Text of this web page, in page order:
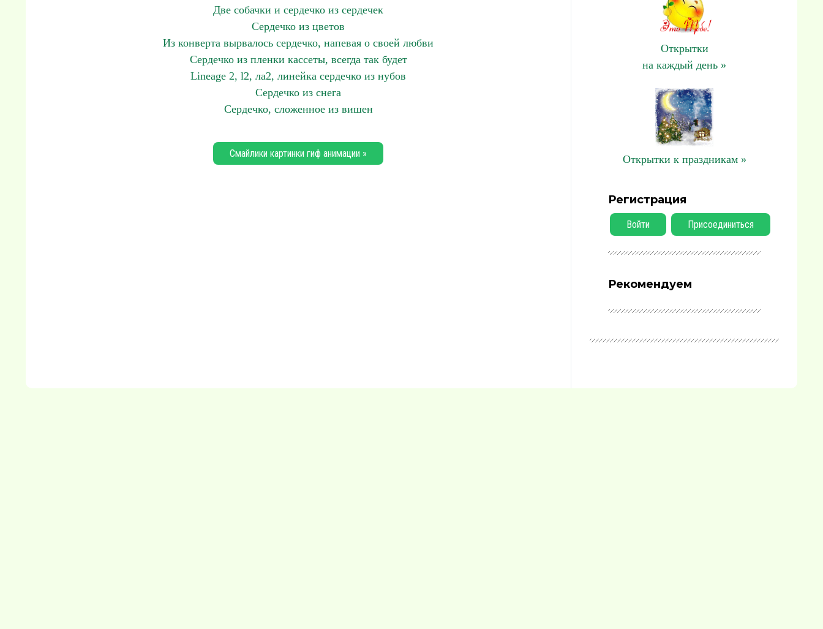
Две собачки и сердечко из сердечек
Сердечко из цветов
Из конверта вырвалось сердечко, напевая о своей любви
Сердечко из пленки кассеты, всегда так будет
Lineage 2, l2, ла2, линейка сердечко из нубов
Сердечко из снега
Сердечко, сложенное из вишен
Смайлики картинки гиф анимации »
Открытки
на каждый день »
Открытки к праздникам »
Регистрация
Войти Присоединиться
Рекомендуем